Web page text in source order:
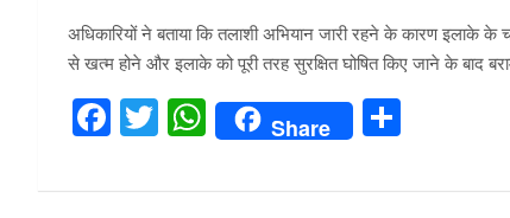
अधिकारियों ने बताया कि तलाशी अभियान जारी रहने के कारण इलाके
से खत्म होने और इलाके को पूरी तरह सुरक्षित घोषित किए जाने के बाद
F
ce
T
tt
W
h
at
Share
ar